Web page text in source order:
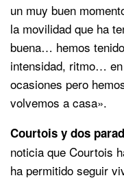
un muy buen
la movilidad que ha
buena… hemos
intensidad, ritmo…
ocasiones pero
volvemos a casa».
Courtois y dos
noticia que Courtois
ha permitido seguir